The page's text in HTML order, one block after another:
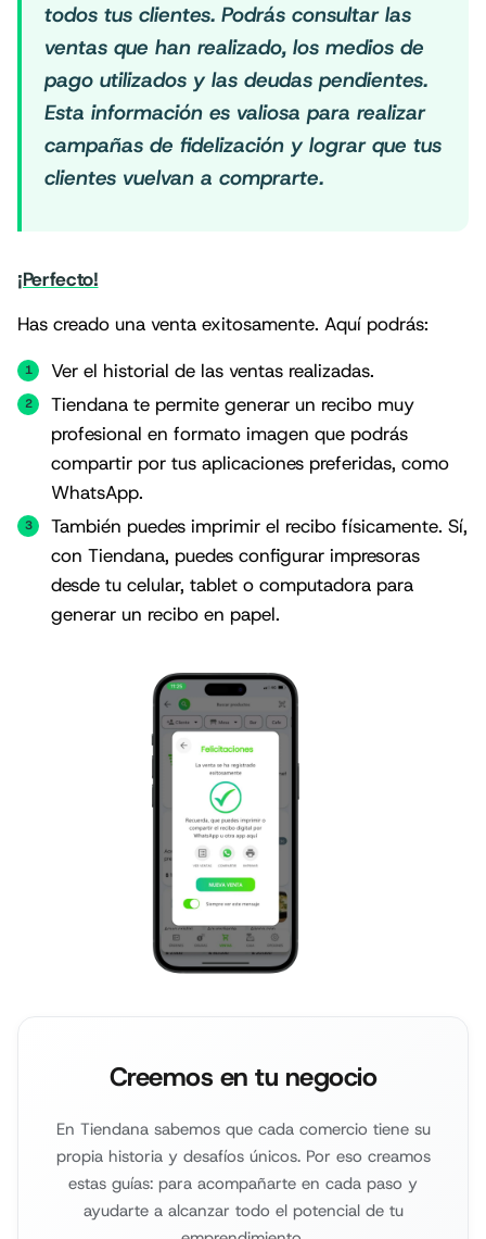
todos tus clientes. Podrás consultar las
ventas que han realizado, los medios de
pago utilizados y las deudas pendientes.
Esta información es valiosa para realizar
campañas de fidelización y lograr que tus
clientes vuelvan a comprarte.
¡Perfecto!
Has creado una venta exitosamente. Aquí podrás:
Ver el historial de las ventas realizadas.
Tiendana te permite generar un recibo muy
profesional en formato imagen que podrás
compartir por tus aplicaciones preferidas, como
WhatsApp.
También puedes imprimir el recibo físicamente. Sí,
con Tiendana, puedes configurar impresoras
desde tu celular, tablet o computadora para
generar un recibo en papel.
Creemos en tu negocio
En Tiendana sabemos que cada comercio tiene su
propia historia y desafíos únicos. Por eso creamos
estas guías: para acompañarte en cada paso y
ayudarte a alcanzar todo el potencial de tu